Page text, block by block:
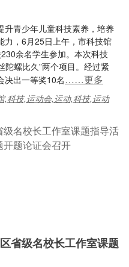
升青少年儿童科技素养，培养
力，6月25日上午，市科技馆
余名学生参加。本次科技
陀螺比久”两个项目。经过紧
决出一等奖10名……更多
,科技,运动会,运动,科技,运动
省级名校长工作室课题